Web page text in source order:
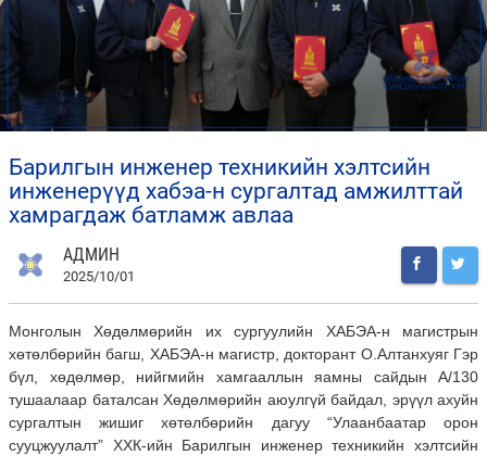
барилгын инженер техникийн хэлтсийн
инженерүүд хабэа-н сургалтад амжилттай
хамрагдаж батламж авлаа
АДМИН
2025/10/01
Монголын Хөдөлмөрийн их сургуулийн ХАБЭА-н магистрын
хөтөлбөрийн багш, ХАБЭА-н магистр, докторант О.Алтанхуяг Гэр
бүл, хөдөлмөр, нийгмийн хамгааллын яамны сайдын А/130
тушаалаар баталсан Хөдөлмөрийн аюулгүй байдал, эрүүл ахуйн
сургалтын жишиг хөтөлбөрийн дагуу “Улаанбаатар орон
сууцжуулалт” ХХК-ийн Барилгын инженер техникийн хэлтсийн